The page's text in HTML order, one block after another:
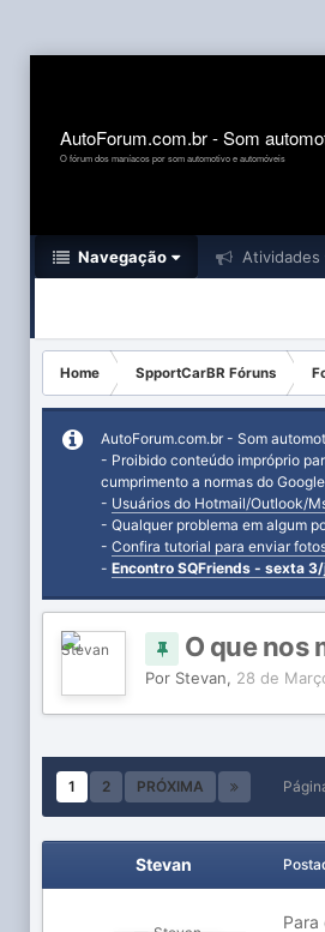
AutoForum.com.br - Som
O fórum dos maníacos por som automotivo e automóveis
Navegação Atividades
Home SpportCarBR Fóruns
AutoForum.com.br - Som
- Proibido conteúdo impróprio
cumprimento a normas do
- Usuários do Hotmail/Outlook/
- Qualquer problema em algum
- Confira tutorial para enviar
- Encontro SQFriends - sexta
O que nos
Por Stevan, 28 de
1 2 PRÓXIMA
Stevan